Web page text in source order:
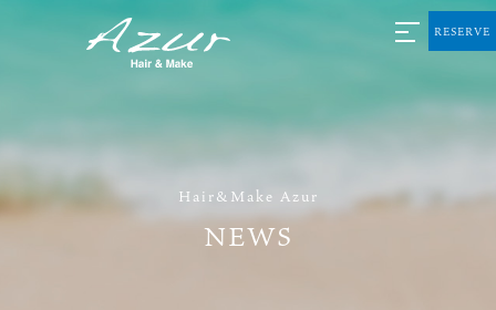
Hair&Make Azur
NEWS
RESERVE